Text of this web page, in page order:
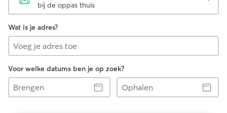
bij de oppas thuis
Wat is je adres?
Voor welke datums ben je op zoek?
Brengen
Ophalen